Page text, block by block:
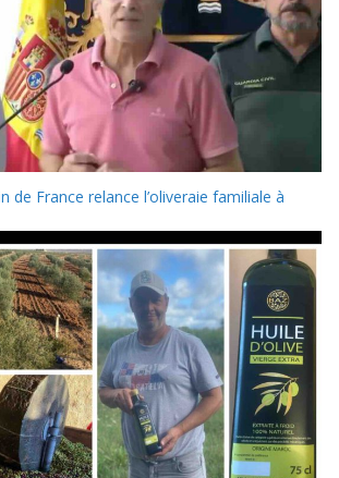
de France relance l’oliveraie familiale à